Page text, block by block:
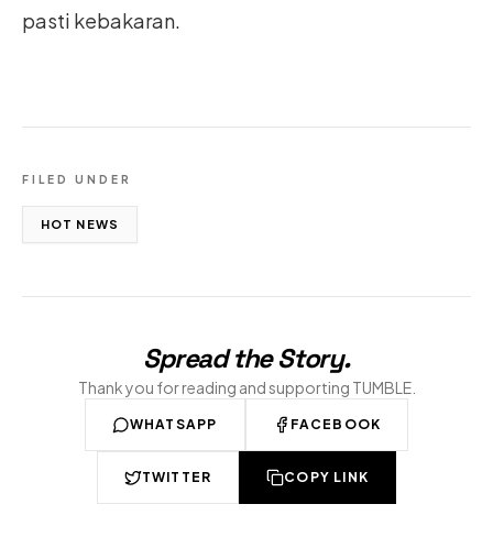
pasti kebakaran.
FILED UNDER
HOT NEWS
Spread the Story.
Thank you for reading and supporting TUMBLE.
WHATSAPP FACEBOOK
TWITTER COPY LINK